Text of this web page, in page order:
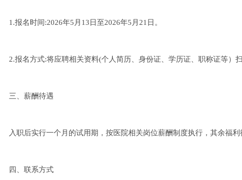
1.报名时间:2026年5月13日至2026年5月21日。
2.报名方式:将应聘相关资料(个人简历、身份证、学历证、职称证等）
三、薪酬待遇
入职后实行一个月的试用期，按医院相关岗位薪酬制度执行，其余福利
四、联系方式